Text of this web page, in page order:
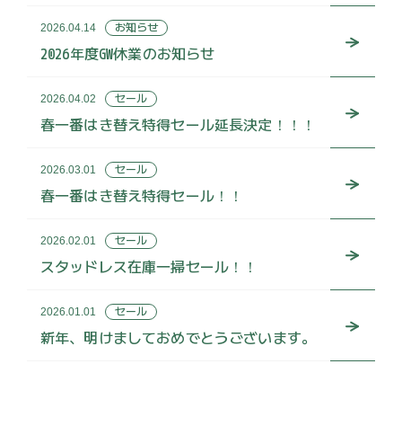
2026.04.14 お知らせ
2026年度GW休業のお知らせ
2026.04.02 セール
春一番はき替え特得セール延長決定！！！
2026.03.01 セール
春一番はき替え特得セール！！
2026.02.01 セール
スタッドレス在庫一掃セール！！
2026.01.01 セール
新年、明けましておめでとうございます。